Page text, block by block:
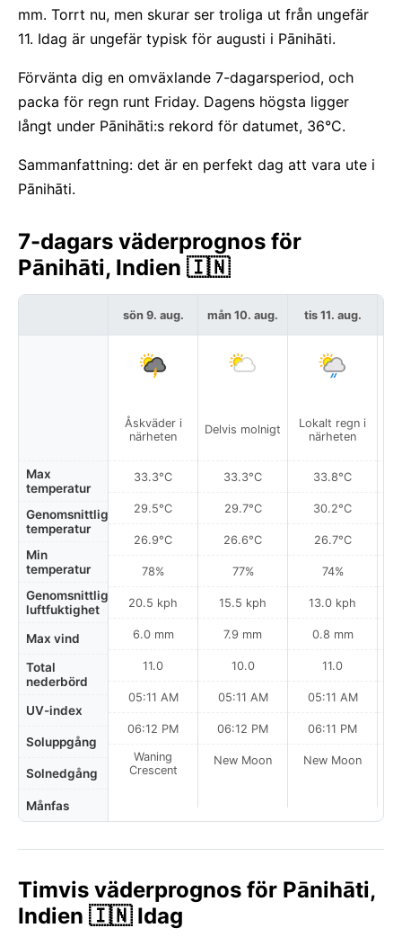
mm. Torrt nu, men skurar ser troliga ut från ungefär
11. Idag är ungefär typisk för augusti i Pānihāti.
Förvänta dig en omväxlande 7-dagarsperiod, och
packa för regn runt Friday. Dagens högsta ligger
långt under Pānihāti:s rekord för datumet, 36°C.
Sammanfattning: det är en perfekt dag att vara ute i
Pānihāti.
7-dagars väderprognos för
Pānihāti, Indien 🇮🇳
Max
temperatur
Genomsnittlig
temperatur
Min
temperatur
Genomsnittlig
luftfuktighet
Max vind
Total
nederbörd
UV-index
Soluppgång
Solnedgång
Månfas
sön 9. aug.
Åskväder i
närheten
33.3°C
29.5°C
26.9°C
78%
20.5 kph
6.0 mm
11.0
05:11 AM
06:12 PM
Waning
Crescent
mån 10. aug.
Delvis molnigt
33.3°C
29.7°C
26.6°C
77%
15.5 kph
7.9 mm
10.0
05:11 AM
06:12 PM
New Moon
tis 11. aug.
Lokalt regn i
närheten
33.8°C
30.2°C
26.7°C
74%
13.0 kph
0.8 mm
11.0
05:11 AM
06:11 PM
New Moon
Timvis väderprognos för Pānihāti,
Indien 🇮🇳 Idag